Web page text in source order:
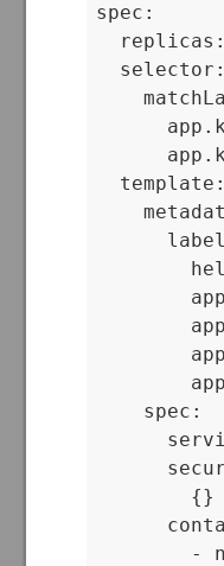
spec:
  selector:
  template:
    spec:
        {}
-